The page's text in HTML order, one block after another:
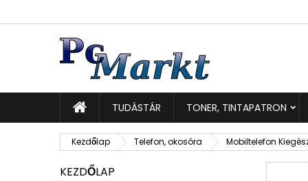
TUDÁSTÁR TONER, TINTAPATRON
Kezdőlap Telefon, okosóra Mobiltelefon
KEZDŐLAP